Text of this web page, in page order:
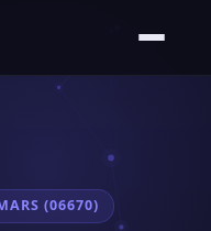
(06670)